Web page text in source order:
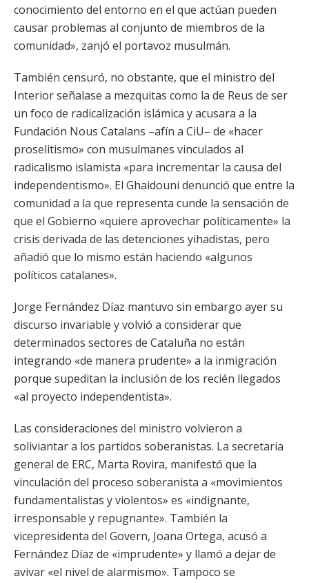
conocimiento del entorno en el que actúan pueden
causar problemas al conjunto de miembros de la
comunidad», zanjó el portavoz musulmán.
También censuró, no obstante, que el ministro del
Interior señalase a mezquitas como la de Reus de ser
un foco de radicalización islámica y acusara a la
Fundación Nous Catalans –afín a CiU– de «hacer
proselitismo» con musulmanes vinculados al
radicalismo islamista «para incrementar la causa del
independentismo». El Ghaidouni denunció que entre la
comunidad a la que representa cunde la sensación de
que el Gobierno «quiere aprovechar políticamente» la
crisis derivada de las detenciones yihadistas, pero
añadió que lo mismo están haciendo «algunos
políticos catalanes».
Jorge Fernández Díaz mantuvo sin embargo ayer su
discurso invariable y volvió a considerar que
determinados sectores de Cataluña no están
integrando «de manera prudente» a la inmigración
porque supeditan la inclusión de los recién llegados
«al proyecto independentista».
Las consideraciones del ministro volvieron a
soliviantar a los partidos soberanistas. La secretaria
general de ERC, Marta Rovira, manifestó que la
vinculación del proceso soberanista a «movimientos
fundamentalistas y violentos» es «indignante,
irresponsable y repugnante». También la
vicepresidenta del Govern, Joana Ortega, acusó a
Fernández Díaz de «imprudente» y llamó a dejar de
avivar «el nivel de alarmismo». Tampoco se